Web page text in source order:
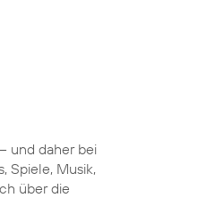
und daher bei
Spiele, Musik,
über die